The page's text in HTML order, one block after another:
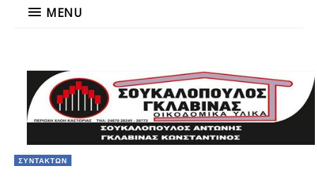
MENU
ΣΥΝΤΑΚΤΩΝ